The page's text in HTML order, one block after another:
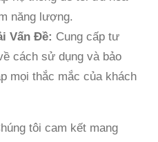
năng lượng.
Vấn Đề: Cung cấp tư
cách sử dụng và bảo
mọi thắc mắc của khách
tôi cam kết mang